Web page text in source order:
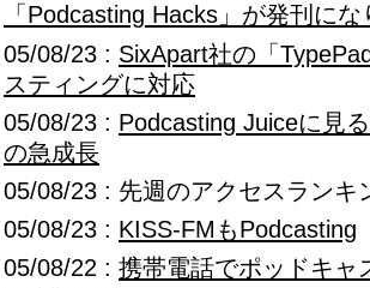
「Podcasting Hacks」が発刊にな
05/08/23 : SixApart社の「
スティングに対応
05/08/23 : Podcasting Juiceに見
の急成長
05/08/23 : 先週のアクセスランキ
05/08/23 : KISS-FMもPodcasting
05/08/22 : 携帯電話でポッドキャ